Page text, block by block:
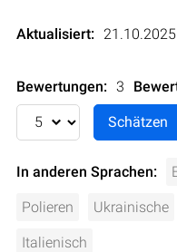
Aktualisiert:
Bewertungen: 3
In anderen Sprachen:
Polieren Ukrainische
Italienisch